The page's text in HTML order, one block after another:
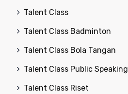
Talent Class
Talent Class Badminton
Talent Class Bola Tangan
Talent Class Public Speaking
Talent Class Riset